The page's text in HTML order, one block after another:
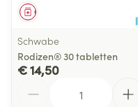
Geneesmiddel
Schwabe
Rodizen® 30 tabletten
€ 14,50